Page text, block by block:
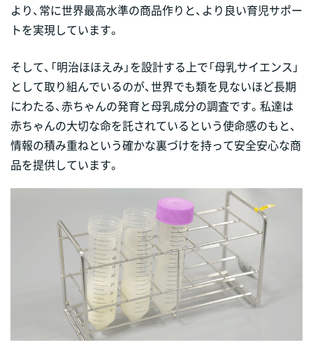
より、常に世界最高水準の商品作りと、より良い育児サポー
トを実現しています。
そして、「明治ほほえみ」を設計する上で「母乳サイエンス」
として取り組んでいるのが、世界でも類を見ないほど長期
にわたる、赤ちゃんの発育と母乳成分の調査です。私達は
赤ちゃんの大切な命を託されているという使命感のもと、
情報の積み重ねという確かな裏づけを持って安全安心な商
品を提供しています。